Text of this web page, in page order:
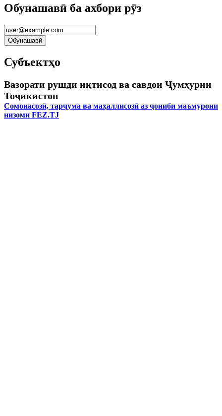
Обунашавӣ ба ахбори рӯз
Субъектҳо
Вазорати рушди иқтисод ва савдои Ҷумҳурии
Тоҷикистон
Сомонасозӣ, тарҷума ва маҳаллисозӣ аз ҷониби маъмурони
низоми FEZ.TJ